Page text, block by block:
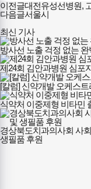
이전글대전유성선병원,
다음글서울시
최신 기사
방사선 노출 걱정 없는
제24회 김안과병원 심포
[칼럼] 신약개발 오케스
식약처 이중제형 비타민
경상북도치과의사회 사
생필품 후원